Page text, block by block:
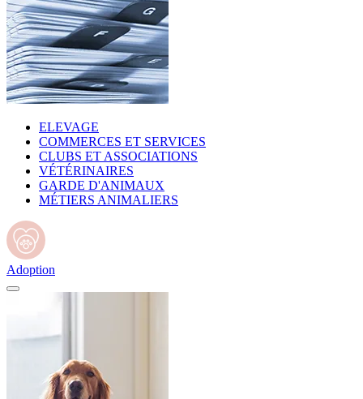
ELEVAGE
COMMERCES ET SERVICES
CLUBS ET ASSOCIATIONS
VÉTÉRINAIRES
GARDE D'ANIMAUX
MÉTIERS ANIMALIERS
Adoption